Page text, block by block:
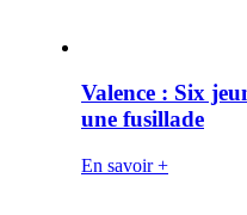
Valence : Six
une fusillade
En savoir +